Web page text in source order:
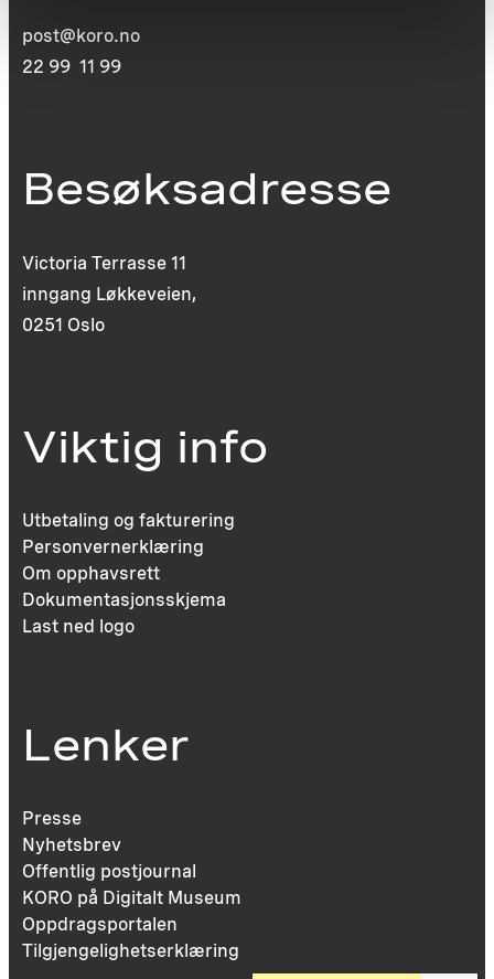
post@koro.no
22 99 11 99
Besøksadresse
Victoria Terrasse 11
inngang Løkkeveien,
0251 Oslo
Viktig info
Utbetaling og fakturering
Personvernerklæring
Om opphavsrett
Dokumentasjonsskjema
Last ned logo
Lenker
Presse
Nyhetsbrev
Offentlig postjournal
KORO på Digitalt Museum
Oppdragsportalen
Tilgjengelighetserklæring